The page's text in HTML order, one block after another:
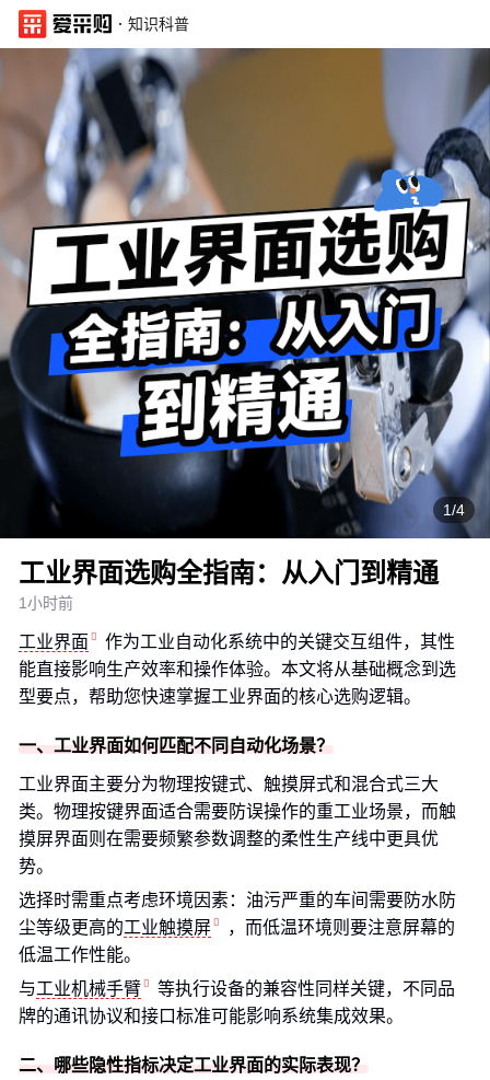
· 知识科普
1/4
工业界面选购全指南：从入门到精通
1小时前
工业界面
作为工业自动化系统中的关键交互组件，其性
能直接影响生产效率和操作体验。本文将从基础概念到选
型要点，帮助您快速掌握工业界面的核心选购逻辑。
一、工业界面如何匹配不同自动化场景？
工业界面主要分为物理按键式、触摸屏式和混合式三大
类。物理按键界面适合需要防误操作的重工业场景，而触
摸屏界面则在需要频繁参数调整的柔性生产线中更具优
势。
选择时需重点考虑环境因素：油污严重的车间需要防水防
尘等级更高的工业触摸屏
，而低温环境则要注意屏幕的
低温工作性能。
与工业机械手臂
等执行设备的兼容性同样关键，不同品
牌的通讯协议和接口标准可能影响系统集成效果。
二、哪些隐性指标决定工业界面的实际表现？